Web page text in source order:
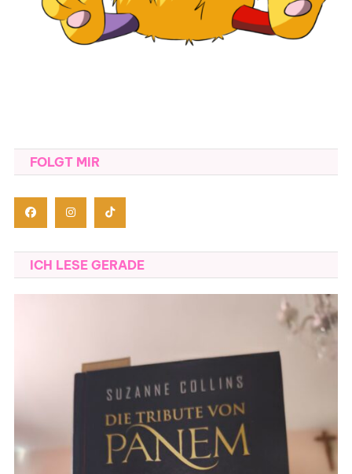
FOLGT MIR
ICH LESE GERADE